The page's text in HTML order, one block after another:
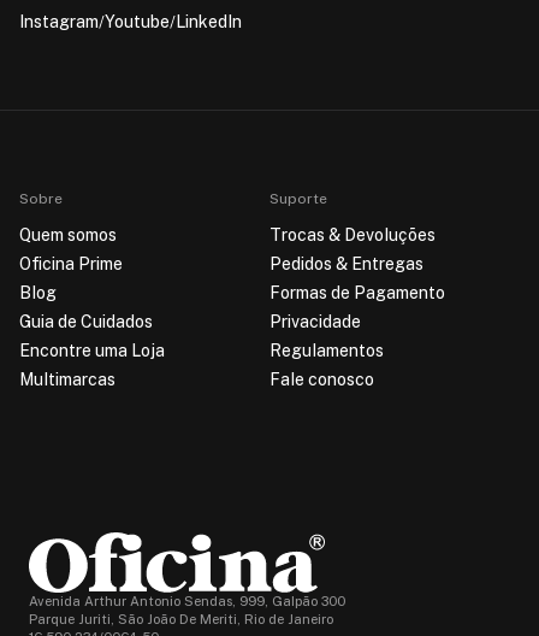
Instagram Youtube LinkedIn
Sobre
Quem somos
Oficina Prime
Blog
Guia de Cuidados
Encontre uma Loja
Multimarcas
Suporte
Trocas & Devoluções
Pedidos & Entregas
Formas de Pagamento
Privacidade
Regulamentos
Fale conosco
Avenida Arthur Antonio Sendas, 999, Galpão 300
Parque Juriti, São João De Meriti, Rio de Janeiro